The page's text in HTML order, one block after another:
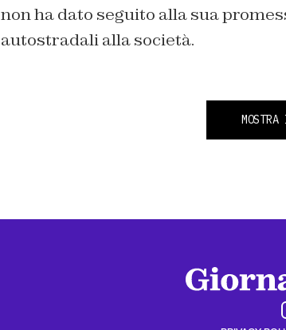
non ha dato seguito alla sua
autostradali alla società.